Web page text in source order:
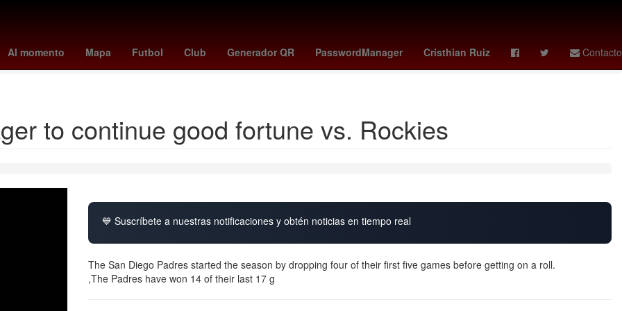
Al momento Mapa Futbol Club Generador QR PasswordManager Cristhian Ruiz Contacto
2026 sint maarten José Manuel Figueroa Celta de Vigo - Osasuna mariah carey celta de vigo vs osasuna
celta vs osasuna
to continue good fortune vs. Rockies
💙 Suscríbete a nuestras notificaciones y obtén noticias en tiempo real
The San Diego Padres started the season by dropping four of their first five games before getting on a roll.
,The Padres have won 14 of their last 17 g